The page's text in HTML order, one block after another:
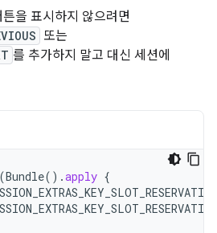
을 표시하지 않으려면
또는
를 추가하지 말고 대신 세션에
(Bundle().apply {